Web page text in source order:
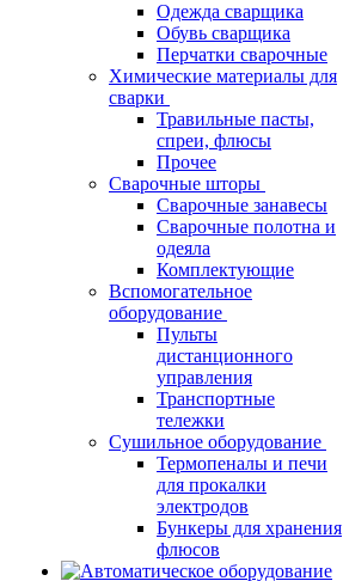
Одежда сварщика
Обувь сварщика
Перчатки сварочные
Химические материалы для
сварки
Травильные пасты,
спреи, флюсы
Прочее
Сварочные шторы
Сварочные занавесы
Сварочные полотна и
одеяла
Комплектующие
Вспомогательное
оборудование
Пульты
дистанционного
управления
Транспортные
тележки
Сушильное оборудование
Термопеналы и печи
для прокалки
электродов
Бункеры для хранения
флюсов